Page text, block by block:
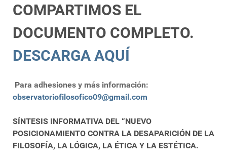
COMPARTIMOS EL
DOCUMENTO COMPLETO.
DESCARGA AQUÍ
Para adhesiones y más información:
observatoriofilosofico09@gmail.com
SÍNTESIS INFORMATIVA DEL “NUEVO
POSICIONAMIENTO CONTRA LA DESAPARICIÓN DE LA
FILOSOFÍA, LA LÓGICA, LA ÉTICA Y LA ESTÉTICA.